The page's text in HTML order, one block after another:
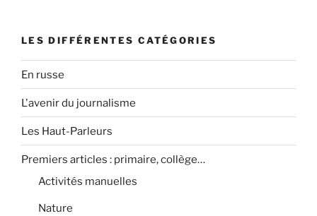
LES DIFFÉRENTES CATÉGORIES
En russe
L'avenir du journalisme
Les Haut-Parleurs
Premiers articles : primaire, collège…
Activités manuelles
Nature